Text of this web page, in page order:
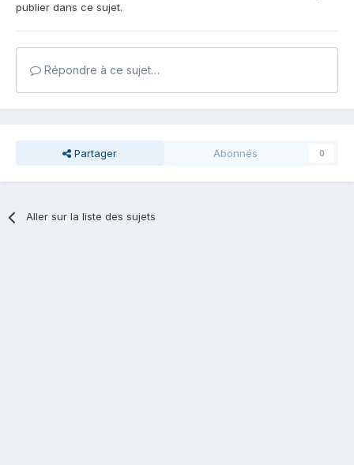
publier dans ce sujet.
Répondre à ce sujet…
Partager Abonnés 0
Aller sur la liste des sujets